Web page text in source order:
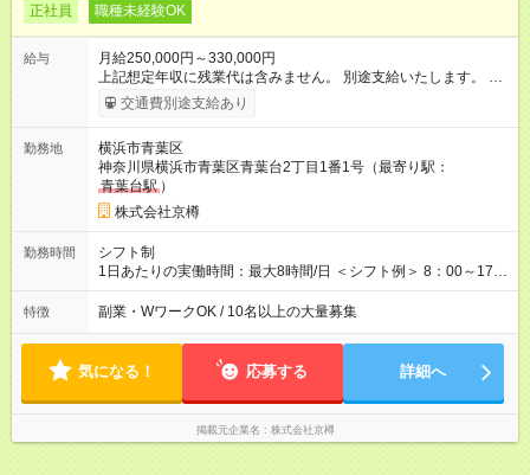
正社員 職種未経験OK
給与
月給250,000円～330,000円
上記想定年収に残業代は含みません。 別途支給いたします。 各
種手当＋原則賞与年3回 ＜その他月収例＞ 560.8万円／（店長、
33万円+諸手当+賞与3回） 447.9万円／（副店長、27万円+諸手
です。 条件に変更はありません。 【試用期間】試用期間あり
試用期間の長さ：3ヶ月 雇用形態、給与は本採用時と同じです。
交通費別途支給あり
勤務地
横浜市青葉区
神奈川県横浜市青葉区青葉台2丁目1番1号（最寄り駅：
青葉台駅 ）
株式会社京樽
勤務時間
シフト制
1日あたりの実働時間：最大8時間/日 ＜シフト例＞ 8：00～17：
00 9：00～18：00 14：00～23：00 ※中には10時営業開始の店
舗や、20時に営業終了の店舗もあります。店舗により異なりま
給いたします。
特徴 副業・WワークOK / 10名以上の大量募集
気になる！ 応募する 詳細へ
掲載元企業名 株式会社京樽